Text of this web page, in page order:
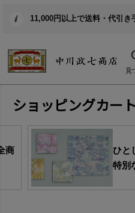
11,000円以上で送料・代引き
見
ショッピングカート
商
ひと
特別